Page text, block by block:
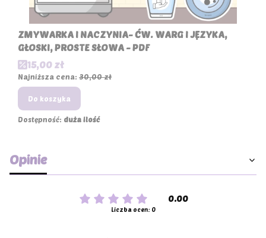
ZMYWARKA I NACZYNIA- ĆW. WARG I JĘZYKA,
GŁOSKI, PROSTE SŁOWA - PDF
Cena promocyjna
15,00 zł
Najniższa cena: 30,00 zł
Do koszyka
Dostępność: duża ilość
Opinie
0.00
Liczba ocen: 0